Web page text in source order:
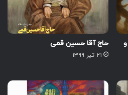
حاج آقا حسین قمی
۲۱ تیر ۱۳۹۹